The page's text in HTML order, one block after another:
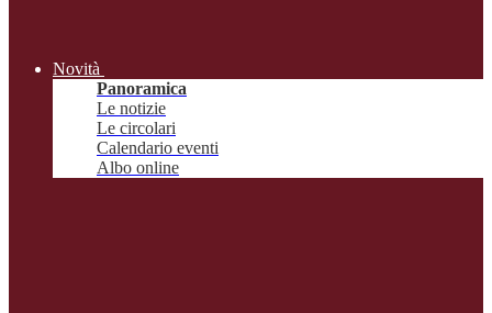
Novità
Panoramica
Le notizie
Le circolari
Calendario eventi
Albo online